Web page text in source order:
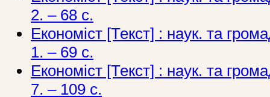
2. – 68 с.
Економіст [Текст] : наук. та
1. – 69 с.
Економіст [Текст] : наук. та
7. – 109 с.